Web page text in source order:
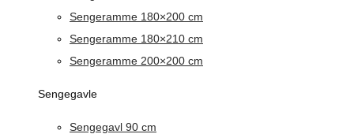
Sengeramme 180×200 cm
Sengeramme 180×210 cm
Sengeramme 200×200 cm
Sengegavle
Sengegavl 90 cm